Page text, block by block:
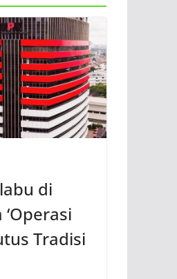
di
Tradisi